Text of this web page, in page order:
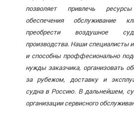
позволяет привлечь
обеспечения обслуживание
преобрести воздушное
производства. Наши специалисты
и способны проффесионально
нужды заказчика, организовать
за рубежом, доставку и
судна в Россию. В дальнейшем,
организации сервисного